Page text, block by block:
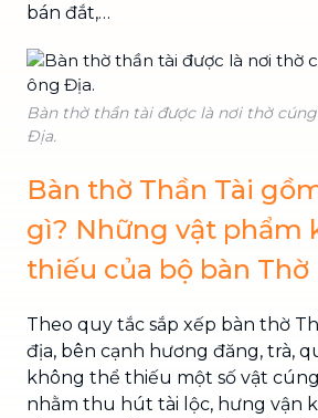
bán đắt,…
Bàn thờ thần tài được là nơi thờ
Địa.
Bàn thờ Thần Tài
gì? Những vật phẩm
thiếu của bộ bàn Thờ
Theo quy tắc sắp xếp bàn thờ
địa, bên cạnh hương đăng, trà,
không thể thiếu một số vật
nhằm thu hút tài lộc, hưng vận